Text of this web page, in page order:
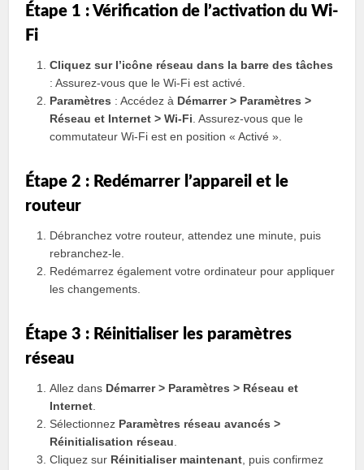
Étape 1 : Vérification de l’activation du Wi-
Fi
Cliquez sur l’icône réseau dans la barre des tâches
: Assurez-vous que le Wi-Fi est activé.
Paramètres : Accédez à Démarrer > Paramètres >
Réseau et Internet > Wi-Fi . Assurez-vous que le
commutateur Wi-Fi est en position « Activé ».
Étape 2 : Redémarrer l’appareil et le
routeur
Débranchez votre routeur, attendez une minute, puis
rebranchez-le.
Redémarrez également votre ordinateur pour appliquer
les changements.
Étape 3 : Réinitialiser les paramètres
réseau
Allez dans Démarrer > Paramètres > Réseau et
Internet
Sélectionnez Paramètres réseau avancés >
Réinitialisation réseau
Cliquez sur Réinitialiser maintenant , puis confirmez